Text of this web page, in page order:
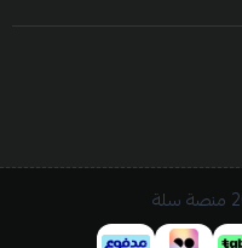
منصة سلة